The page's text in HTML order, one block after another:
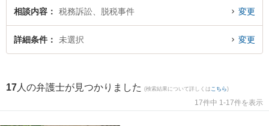
発生した脱税事件のトラブルを今すぐに弁護士に相談したい』『脱税事件のト
ラブル解決の実績豊富な近くの弁護士を検索したい』『初回相談無料で脱税事
件を法律相談できる京都府内の弁護士に相談予約したい』などでお困りの相談
相談内容 税務訴訟、脱税事件 変更
詳細条件 未選択 変更
17 人の弁護士が見つかりました (検索結果について詳しくは こちら)
17件中 1-17件を表示